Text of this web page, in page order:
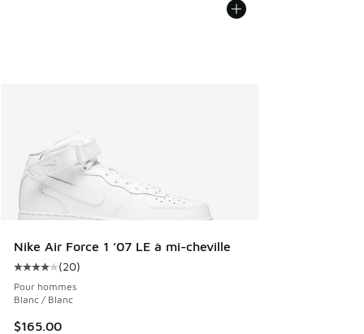
Nike Air Force 1 ’07 LE à mi-cheville
Cote moyenne du client - [4 sur 5 étoiles], 20
(20)
Pour hommes
Blanc / Blanc
$165.00